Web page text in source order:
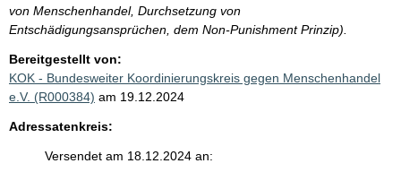
von Menschenhandel, Durchsetzung von
Entschädigungsansprüchen, dem Non-Punishment Prinzip).
Bereitgestellt von:
KOK - Bundesweiter Koordinierungskreis gegen Menschenhandel
e.V. (R000384) am 19.12.2024
Adressatenkreis:
Versendet am 18.12.2024 an: